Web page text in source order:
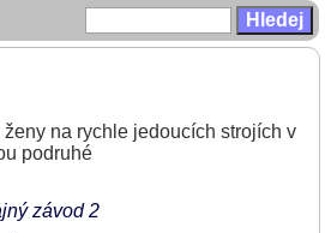
na rychle jedoucích strojích v
podruhé
závod 2